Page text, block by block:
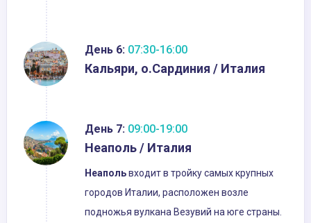
День 6: 07:30-16:00
Кальяри, о.Сардиния / Италия
День 7: 09:00-19:00
Неаполь / Италия
Неапольвходит в тройку самых крупных
городов Италии, расположен возле
подножья вулкана Везувий на юге страны.